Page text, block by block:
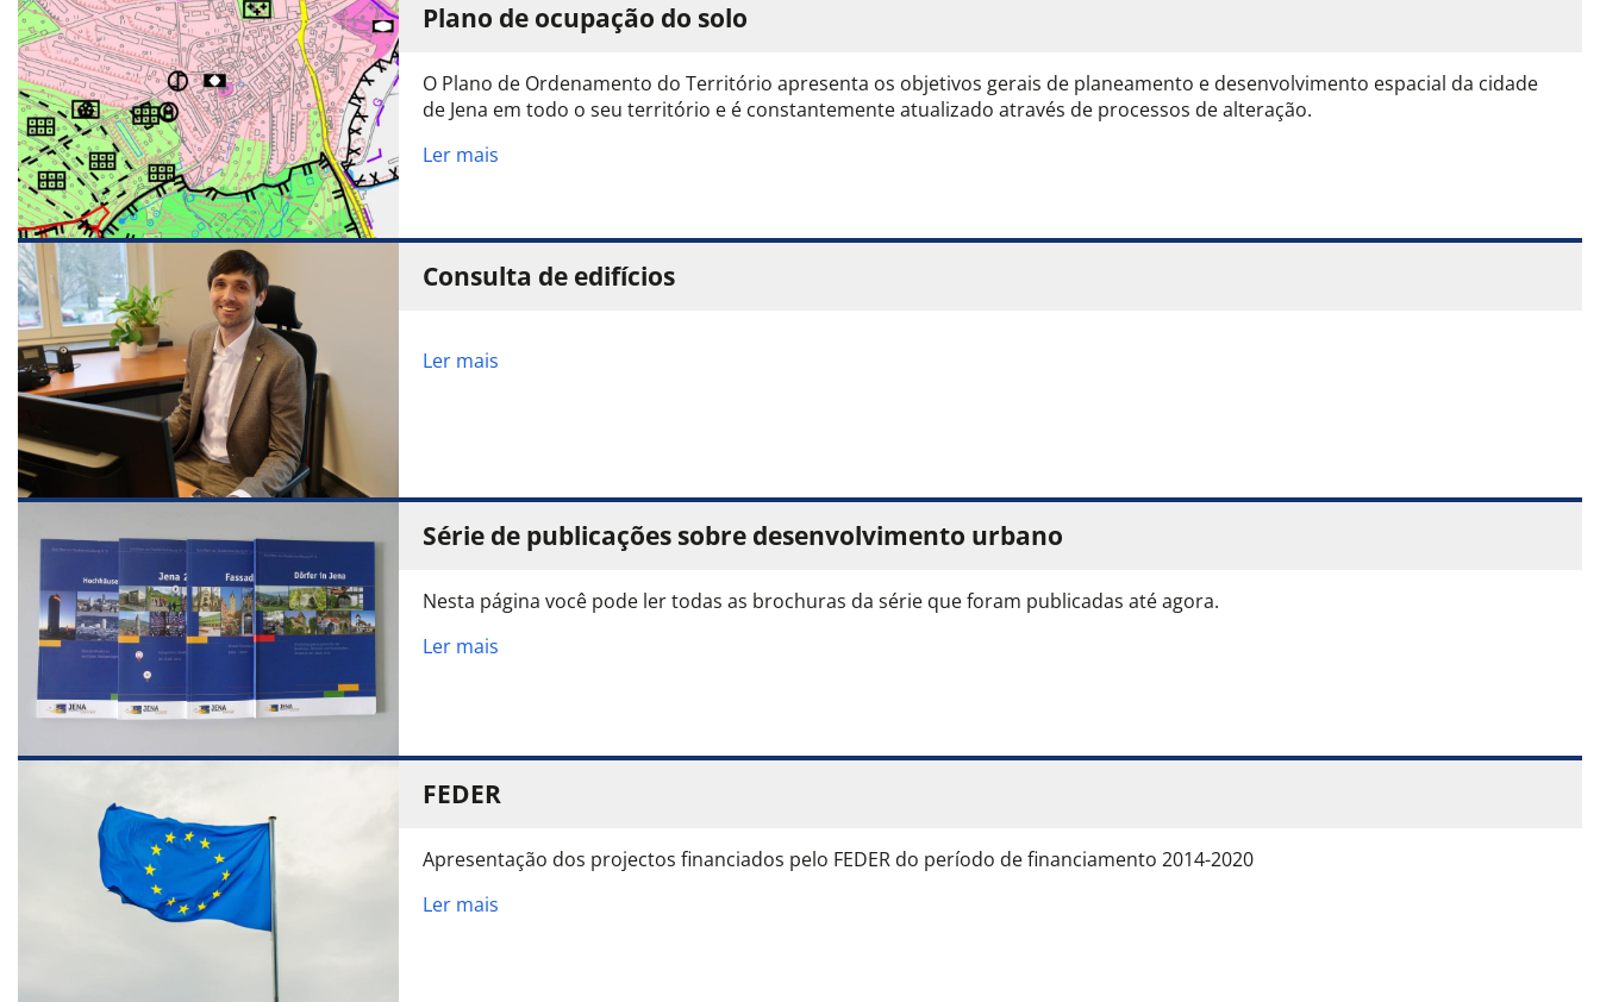
Plano de ocupação do solo
O Plano de Ordenamento do Território apresenta os objetivos gerais de planeamento e desenvolvimento espacial da cidade
de Jena em todo o seu território e é constantemente atualizado através de processos de alteração.
Ler mais
Consulta de edifícios
Ler mais
Série de publicações sobre desenvolvimento urbano
Nesta página você pode ler todas as brochuras da série que foram publicadas até agora.
Ler mais
FEDER
Apresentação dos projectos financiados pelo FEDER do período de financiamento 2014-2020
Ler mais